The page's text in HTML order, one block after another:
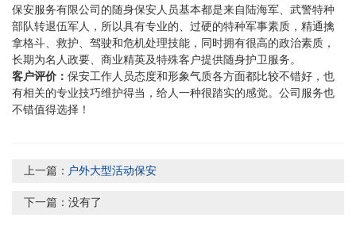
保安服务有限公司的随身保安人员基本都是来自陆海军、武警特种
部队转退伍军人，所以具有专业的、过硬的特种军事素质，精通擒
拿格斗、救护、驾驶和危机处理技能，同时拥有很高的政治素质，
长期为名人政要、商业精英及特殊客户提供随身护卫服务。
客户评价： 保安工作人员态度和形象气质各方面都比较不错好，也
有相关的专业技巧维护得当，给人一种很踏实的感觉。公司服务也
不错值得选择！
上一篇： 户外大型活动保安
下一篇： 没有了